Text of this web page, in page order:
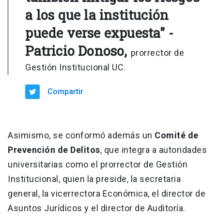
a los que la institución
puede verse expuesta" -
Patricio Donoso, prorrector de
Gestión Institucional UC.
Compartir
Asimismo, se conformó además un Comité de
Prevención de Delitos, que integra a autoridades
universitarias como el prorrector de Gestión
Institucional, quien la preside, la secretaria
general, la vicerrectora Económica, el director de
Asuntos Jurídicos y el director de Auditoría.